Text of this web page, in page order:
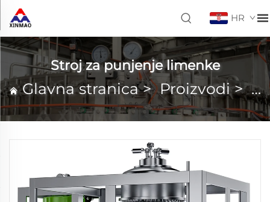
HR
Stroj za punjenje limenke
Glavna stranica>Proizvodi>